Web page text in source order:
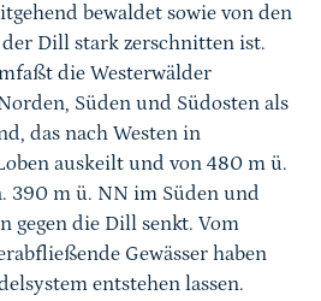
bewaldet sowie von den
Dill stark zerschnitten ist.
die Westerwälder
Süden und Südosten als
das nach Westen in
auskeilt und von 480 m ü.
390 m ü. NN im Süden und
gegen die Dill senkt. Vom
Gewässer haben
entstehen lassen.